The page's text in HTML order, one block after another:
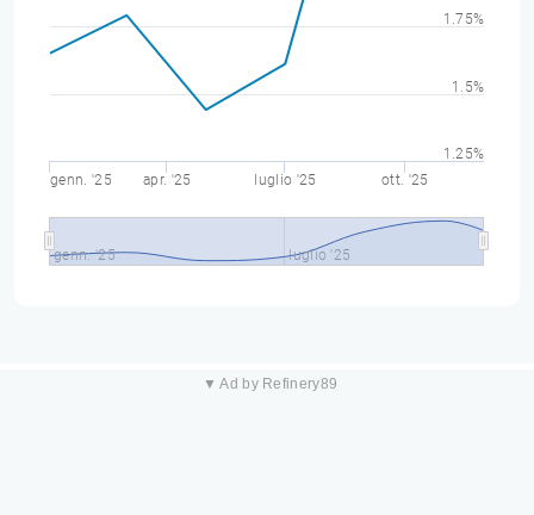
genn. '25 apr. '25 luglio '25 ott. '25
genn. '25 luglio '25
1.25%
1.5%
1.75%
▼ Ad by Refinery89